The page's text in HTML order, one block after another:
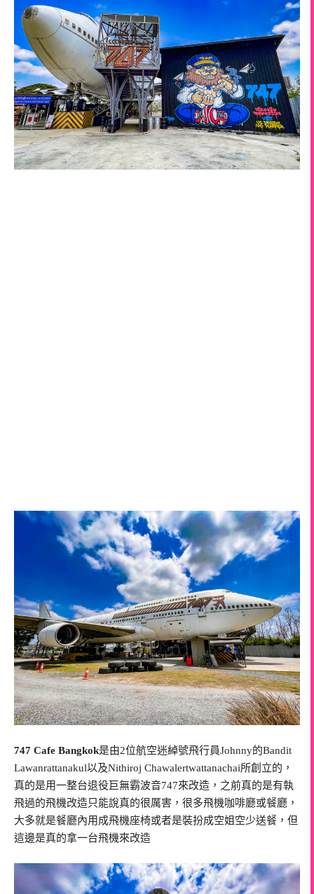
747 Cafe Bangkok是由2位航空迷綽號飛行員Johnny的Bandit
Lawanrattanakul以及Nithiroj Chawalertwattanachai所創立的，
真的是用一整台退役巨無霸波音747來改造，之前真的是有執
飛過的飛機改造只能說真的很厲害，很多飛機咖啡廳或餐廳，
大多就是餐廳內用成飛機座椅或者是裝扮成空姐空少送餐，但
這邊是真的拿一台飛機來改造